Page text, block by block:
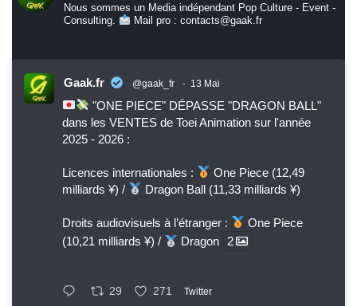
Nous sommes un Media indépendant Pop Culture - Event -
Consulting.
Mail pro : contacts@gaak.fr
Gaak.fr @gaak_fr · 13 Mai
"ONE PIECE" DÉPASSE "DRAGON BALL"
dans les VENTES de Toei Animation sur l'année
2025 - 2026 :
Licences internationales :
One Piece (12,49
milliards ¥) /
Dragon Ball (11,33 milliards ¥)
Droits audiovisuels à l’étranger :
One Piece
(10,21 milliards ¥) /
Dragon 2
29 271 Twitter